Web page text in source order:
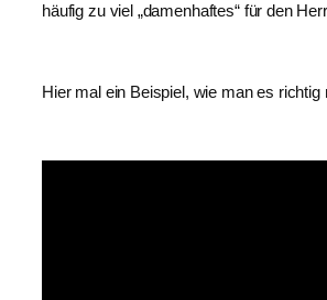
häufig zu viel „damenhaftes“ für den
Hier mal ein Beispiel, wie man es richtig